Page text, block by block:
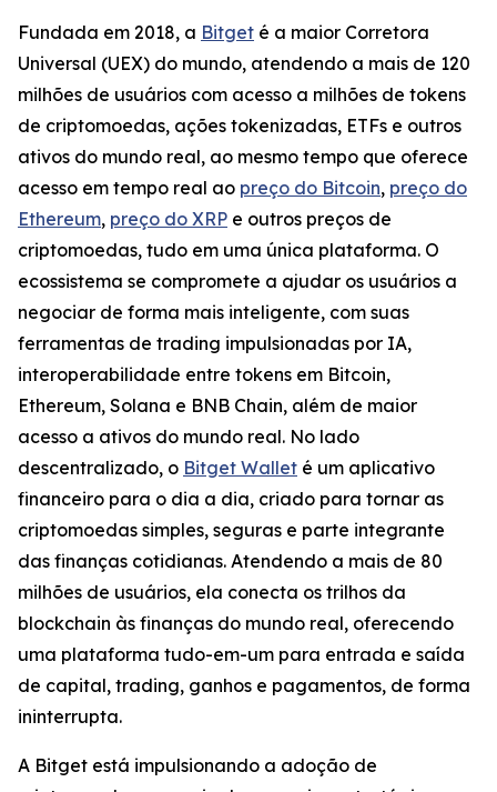
Fundada em 2018, a Bitget é a maior Corretora
Universal (UEX) do mundo, atendendo a mais de 120
milhões de usuários com acesso a milhões de tokens
de criptomoedas, ações tokenizadas, ETFs e outros
ativos do mundo real, ao mesmo tempo que oferece
acesso em tempo real ao preço do Bitcoin, preço do
Ethereum, preço do XRP e outros preços de
criptomoedas, tudo em uma única plataforma. O
ecossistema se compromete a ajudar os usuários a
negociar de forma mais inteligente, com suas
ferramentas de trading impulsionadas por IA,
interoperabilidade entre tokens em Bitcoin,
Ethereum, Solana e BNB Chain, além de maior
acesso a ativos do mundo real. No lado
descentralizado, o Bitget Wallet é um aplicativo
financeiro para o dia a dia, criado para tornar as
criptomoedas simples, seguras e parte integrante
das finanças cotidianas. Atendendo a mais de 80
milhões de usuários, ela conecta os trilhos da
blockchain às finanças do mundo real, oferecendo
uma plataforma tudo-em-um para entrada e saída
de capital, trading, ganhos e pagamentos, de forma
ininterrupta.
A Bitget está impulsionando a adoção de